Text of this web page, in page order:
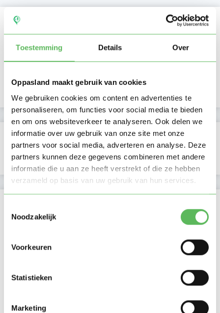
Toestemming Details Over
Oppasland maakt gebruik van cookies
We gebruiken cookies om content en advertenties te
personaliseren, om functies voor social media te bieden
en om ons websiteverkeer te analyseren. Ook delen we
informatie over uw gebruik van onze site met onze
partners voor social media, adverteren en analyse. Deze
partners kunnen deze gegevens combineren met andere
informatie die u aan ze heeft verstrekt of die ze hebben
verzameld op basis van uw gebruik van hun services.
Noodzakelijk
Voorkeuren
Statistieken
Marketing
Activiteit op Oppasland
Lid sinds 01-09-2025
Profiel bijgewerkt
Verificaties
E-mailadres is geverifieerd